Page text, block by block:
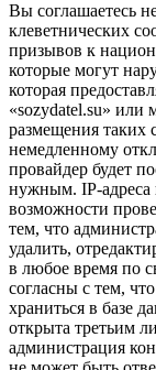
Вы соглашаетесь
клеветнических
призывов к
которые могут
которая
«sozydatel.su» или
размещения таких
немедленному
провайдер будет
нужным. IP-адреса
возможности
тем, что
удалить,
в любое время по
согласны с тем,
храниться в базе
открыта третьим
администрация